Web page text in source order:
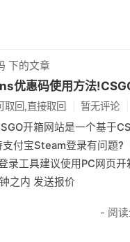
下的文章
惠码使用方法
取回,直接取回 暂无评论
开箱网站是一个基于
付宝Steam登录有问题?
录工具建议使用PC网页
之内 发送报价
- 阅